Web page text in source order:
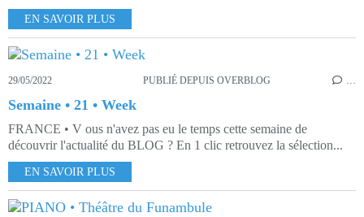
EN SAVOIR PLUS
29/05/2022 PUBLIÉ DEPUIS OVERBLOG …
Semaine • 21 • Week
FRANCE • V ous n'avez pas eu le temps cette semaine de
découvrir l'actualité du BLOG ? En 1 clic retrouvez la sélection...
EN SAVOIR PLUS